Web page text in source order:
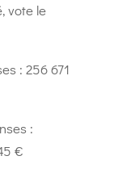
vote le
: 256 671
:
€